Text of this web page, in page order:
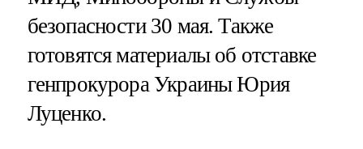
безопасности 30 мая. Также
готовятся материалы об отставке
генпрокурора Украины Юрия
Луценко.